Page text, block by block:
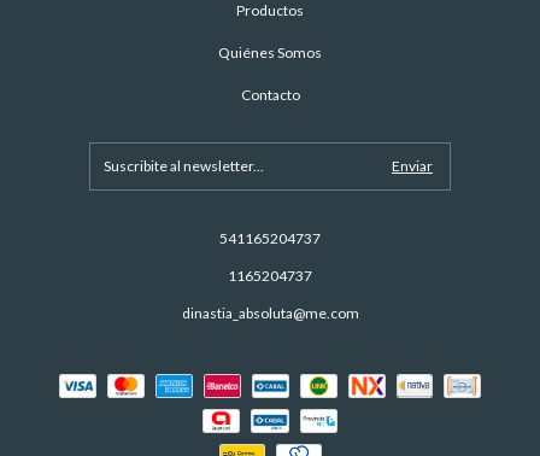
Productos
Quiénes Somos
Contacto
541165204737
1165204737
dinastia_absoluta@me.com